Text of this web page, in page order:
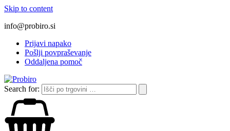
Skip to content
info@probiro.si
Prijavi napako
Pošlji povpraševanje
Oddaljena pomoč
Search for: